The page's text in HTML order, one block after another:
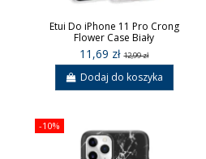
Etui Do iPhone 11 Pro Crong
Flower Case Biały
11,69 zł12,99 zł
Dodaj do koszyka
-10%